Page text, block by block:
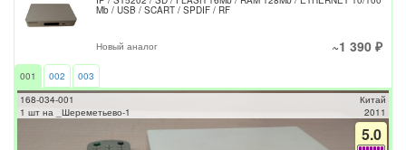
Mb / USB / SCART / SPDIF / RF
Новый аналог ~1 390 ₽
001 002
003
168-034-001
1 шт на _Шереметьево-1
Китай
2011
5.0